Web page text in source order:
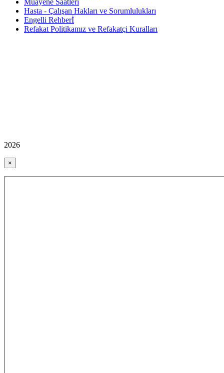
Muayene Saatleri
Hasta - Çalışan Hakları ve Sorumlulukları
Engelli Rehberİ
Refakat Politikamız ve Refakatçi Kuralları
2026
×